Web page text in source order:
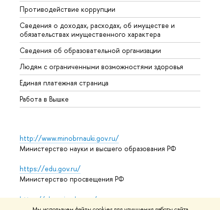
Противодействие коррупции
Сведения о доходах, расходах, об имуществе и
обязательствах имущественного характера
Сведения об образовательной организации
Людям с ограниченными возможностями здоровья
Единая платежная страница
Работа в Вышке
http://www.minobrnauki.gov.ru/
Министерство науки и высшего образования РФ
https://edu.gov.ru/
Министерство просвещения РФ
https://elearning.hse.ru/mooc